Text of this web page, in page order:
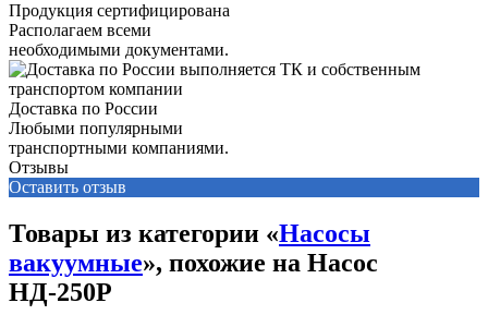
Продукция сертифицирована
Располагаем всеми
необходимыми документами.
Доставка по России
Любыми популярными
транспортными компаниями.
Отзывы
Оставить отзыв
Товары из категории «Насосы
вакуумные», похожие на Насос
НД-250Р